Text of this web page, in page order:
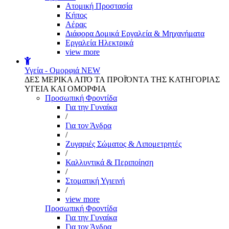
Aτομική Προστασία
Kήπος
Αέρας
Διάφορα Δομικά Εργαλεία & Μηχανήματα
Εργαλεία Ηλεκτρικά
view more
Υγεία - Ομορφιά NEW
ΔΕΣ ΜΕΡΙΚΑ ΑΠΌ ΤΑ ΠΡΟΪΌΝΤΑ ΤΗΣ ΚΑΤΗΓΟΡΙΑΣ
ΥΓΕΙΑ ΚΑΙ ΟΜΟΡΦΙΑ
Προσωπική Φροντίδα
Για την Γυναίκα
/
Για τον Άνδρα
/
Ζυγαριές Σώματος & Λιπομετρητές
/
Καλλυντικά & Περιποίηση
/
Στοματική Υγιεινή
/
view more
Προσωπική Φροντίδα
Για την Γυναίκα
Για τον Άνδρα